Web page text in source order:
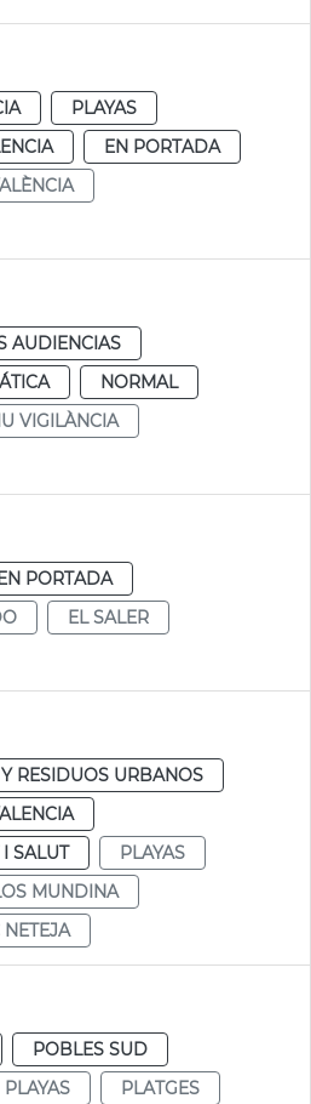
PLAYAS
EN PORTADA
AUDIENCIAS
NORMAL
VIGILÀNCIA
PORTADA
EL SALER
RESIDUOS URBANOS
SALUT
PLAYAS
MUNDINA
POBLES SUD
PLAYAS PLATGES